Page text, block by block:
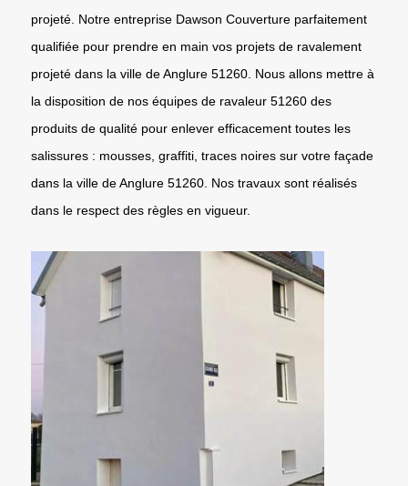
projeté. Notre entreprise Dawson Couverture parfaitement
qualifiée pour prendre en main vos projets de ravalement
projeté dans la ville de Anglure 51260. Nous allons mettre à
la disposition de nos équipes de ravaleur 51260 des
produits de qualité pour enlever efficacement toutes les
salissures : mousses, graffiti, traces noires sur votre façade
dans la ville de Anglure 51260. Nos travaux sont réalisés
dans le respect des règles en vigueur.